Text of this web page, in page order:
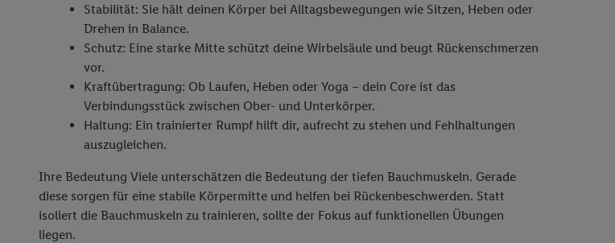
Stabilität: Sie hält deinen Körper bei Alltagsbewegungen wie Sitzen, Heben oder
Drehen in Balance.
Schutz: Eine starke Mitte schützt deine Wirbelsäule und beugt Rückenschmerzen
vor.
Kraftübertragung: Ob Laufen, Heben oder Yoga – dein Core ist das
Verbindungsstück zwischen Ober- und Unterkörper.
Haltung: Ein trainierter Rumpf hilft dir, aufrecht zu stehen und Fehlhaltungen
auszugleichen.
Ihre Bedeutung Viele unterschätzen die Bedeutung der tiefen Bauchmuskeln. Gerade
diese sorgen für eine stabile Körpermitte und helfen bei Rückenbeschwerden. Statt
isoliert die Bauchmuskeln zu trainieren, sollte der Fokus auf funktionellen Übungen
liegen.